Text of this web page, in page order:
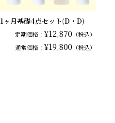
1ヶ月基礎4点セット(D・D)
定期価格： ¥12,870 （税込）
通常価格： ¥19,800 （税込）